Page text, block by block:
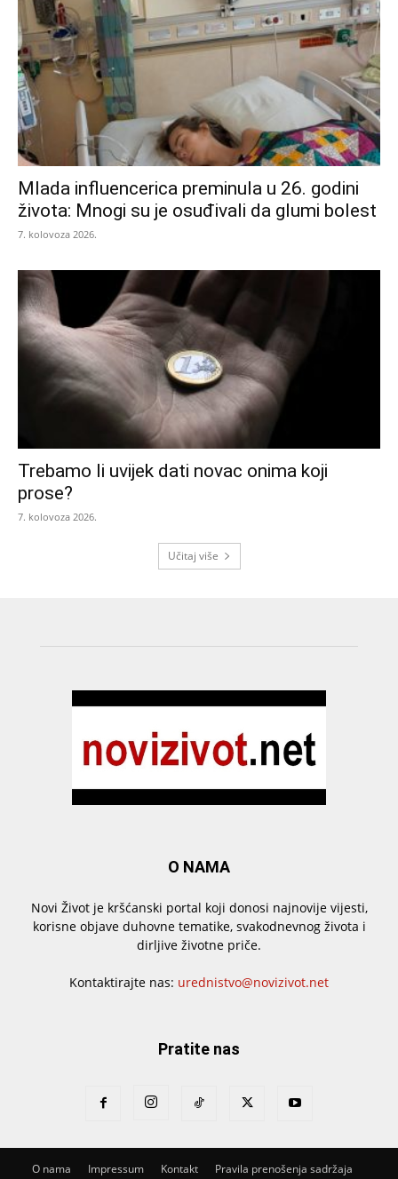
Mlada influencerica preminula u 26. godini
života: Mnogi su je osuđivali da glumi bolest
7. kolovoza 2026.
Trebamo li uvijek dati novac onima koji
prose?
7. kolovoza 2026.
Učitaj više
O NAMA
Novi Život je kršćanski portal koji donosi najnovije vijesti,
korisne objave duhovne tematike, svakodnevnog života i
dirljive životne priče.
Kontaktirajte nas: urednistvo@novizivot.net
Pratite nas
O nama Impressum Kontakt Pravila prenošenja sadržaja